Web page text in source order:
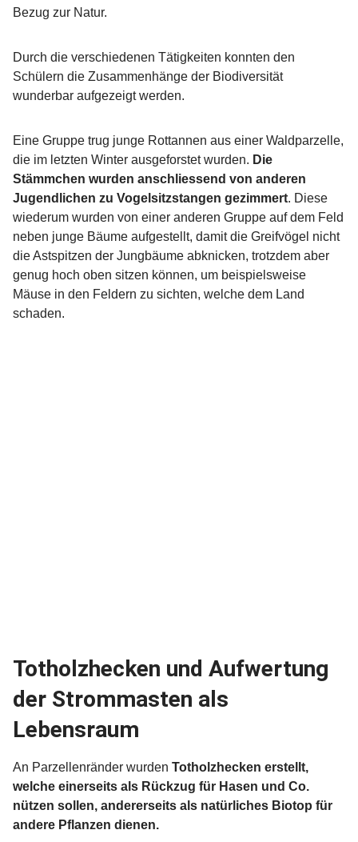
Bezug zur Natur.
Durch die verschiedenen Tätigkeiten konnten den
Schülern die Zusammenhänge der Biodiversität
wunderbar aufgezeigt werden.
Eine Gruppe trug junge Rottannen aus einer Waldparzelle,
die im letzten Winter ausgeforstet wurden. Die
Stämmchen wurden anschliessend von anderen
Jugendlichen zu Vogelsitzstangen gezimmert. Diese
wiederum wurden von einer anderen Gruppe auf dem Feld
neben junge Bäume aufgestellt, damit die Greifvögel nicht
die Astspitzen der Jungbäume abknicken, trotzdem aber
genug hoch oben sitzen können, um beispielsweise
Mäuse in den Feldern zu sichten, welche dem Land
schaden.
Totholzhecken und Aufwertung
der Strommasten als
Lebensraum
An Parzellenränder wurden Totholzhecken erstellt,
welche einerseits als Rückzug für Hasen und Co.
nützen sollen, andererseits als natürliches Biotop für
andere Pflanzen dienen.